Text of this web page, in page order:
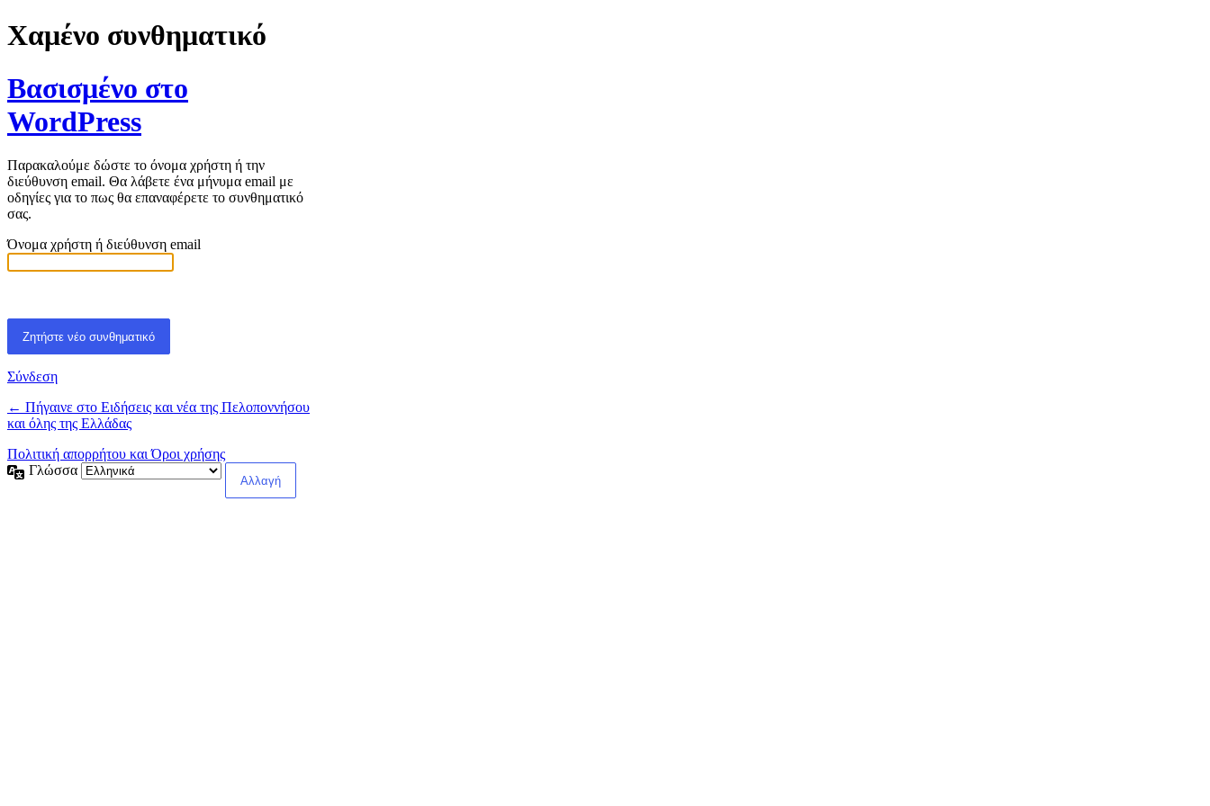
Χαμένο συνθηματικό
Βασισμένο στο
WordPress
Παρακαλούμε δώστε το όνομα χρήστη ή την
διεύθυνση email. Θα λάβετε ένα μήνυμα email με
οδηγίες για το πως θα επαναφέρετε το συνθηματικό
σας.
Όνομα χρήστη ή διεύθυνση email
Σύνδεση
← Πήγαινε στο Ειδήσεις και νέα της Πελοποννήσου
και όλης της Ελλάδας
Πολιτική απορρήτου και Όροι χρήσης
Γλώσσα